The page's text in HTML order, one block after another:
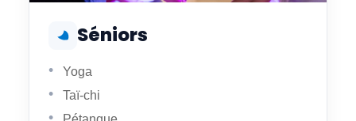
Séniors
Yoga
Taï-chi